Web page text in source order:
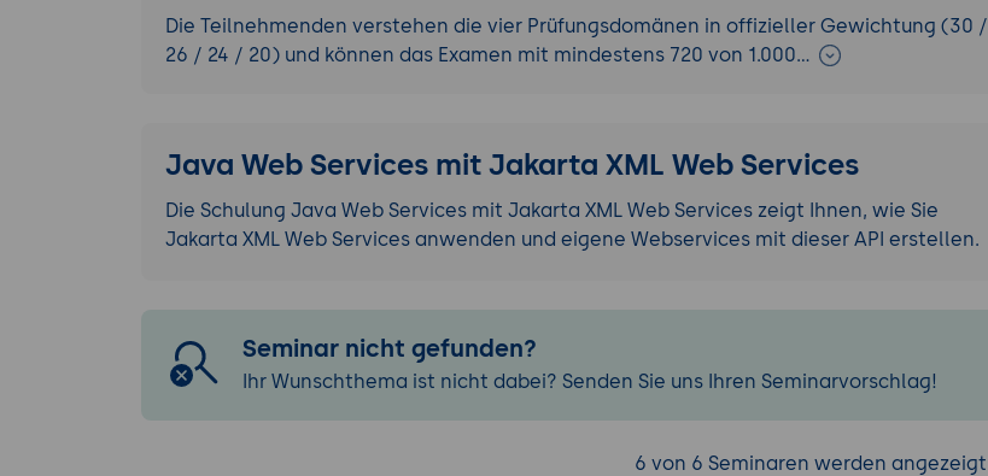
Die Teilnehmenden verstehen die vier Prüfungsdomänen in offizieller Gewichtung (30 /
26 / 24 / 20) und können das Examen mit mindestens 720 von 1.000…
Java Web Services mit Jakarta XML Web Services
Die Schulung Java Web Services mit Jakarta XML Web Services zeigt Ihnen, wie Sie
Jakarta XML Web Services anwenden und eigene Webservices mit dieser API erstellen.
Seminar nicht gefunden?
Ihr Wunschthema ist nicht dabei? Senden Sie uns Ihren Seminarvorschlag!
6 von 6 Seminaren werden angezeigt